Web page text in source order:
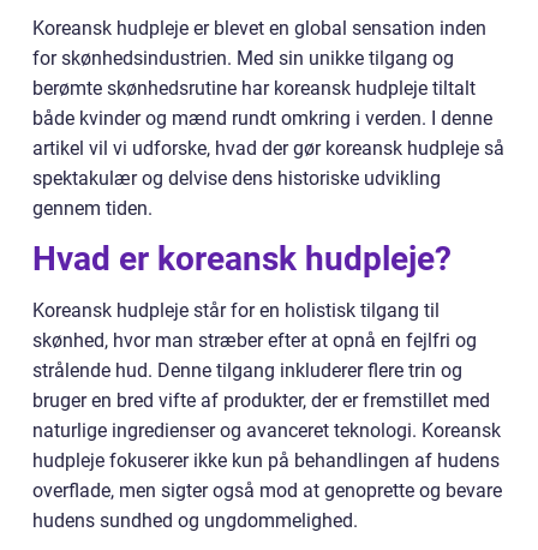
Koreansk hudpleje er blevet en global sensation inden
for skønhedsindustrien. Med sin unikke tilgang og
berømte skønhedsrutine har koreansk hudpleje tiltalt
både kvinder og mænd rundt omkring i verden. I denne
artikel vil vi udforske, hvad der gør koreansk hudpleje så
spektakulær og delvise dens historiske udvikling
gennem tiden.
Hvad er koreansk hudpleje?
Koreansk hudpleje står for en holistisk tilgang til
skønhed, hvor man stræber efter at opnå en fejlfri og
strålende hud. Denne tilgang inkluderer flere trin og
bruger en bred vifte af produkter, der er fremstillet med
naturlige ingredienser og avanceret teknologi. Koreansk
hudpleje fokuserer ikke kun på behandlingen af hudens
overflade, men sigter også mod at genoprette og bevare
hudens sundhed og ungdommelighed.